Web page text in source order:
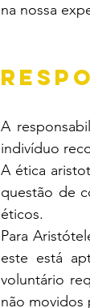
na nossa
A
indivíduo
A ética
questão de
éticos.
Para
este está
voluntário
não movidos